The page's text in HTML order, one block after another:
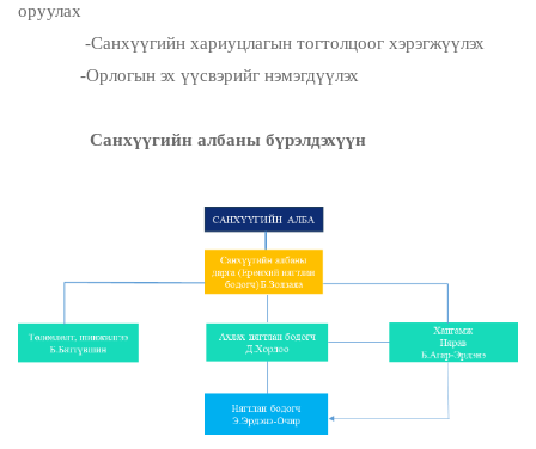
оруулах
-Санхүүгийн хариуцлагын тогтолцоог хэрэгжүүлэх
-Орлогын эх үүсвэрийг нэмэгдүүлэх
Санхүүгийн албаны бүрэлдэхүүн